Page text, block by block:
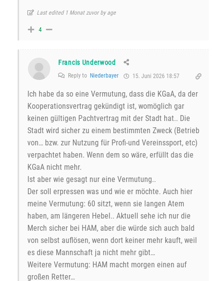
Last edited 1 Monat zuvor by age
4
Francis Underwood
Reply to Niederbayer 15. Juni 2026 18:57
Ich habe da so eine Vermutung, dass die KGaA, da der
Kooperationsvertrag gekündigt ist, womöglich gar
keinen gültigen Pachtvertrag mit der Stadt hat.. Die
Stadt wird sicher zu einem bestimmten Zweck (Betrieb
von… bzw. zur Nutzung für Profi-und Vereinssport, etc)
verpachtet haben. Wenn dem so wäre, erfüllt das die
KGaA nicht mehr.
Ist aber wie gesagt nur eine Vermutung..
Der soll erpressen was und wie er möchte. Auch hier
meine Vermutung: 60 sitzt, wenn sie langen Atem
haben, am längeren Hebel.. Aktuell sehe ich nur die
Merch sicher bei HAM, aber die würde sich auch bald
von selbst auflösen, wenn dort keiner mehr kauft, weil
es diese Mannschaft ja nicht mehr gibt…
Weitere Vermutung: HAM macht morgen einen auf
großen Retter…